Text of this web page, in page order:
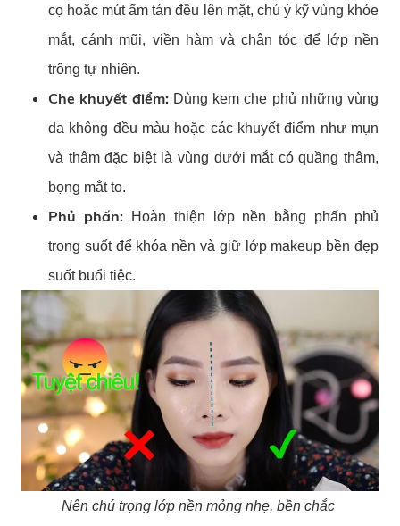
cọ hoặc mút ẩm tán đều lên mặt, chú ý kỹ vùng khóe
mắt, cánh mũi, viền hàm và chân tóc để lớp nền
trông tự nhiên.
Che khuyết điểm:Dùng kem che phủ những vùng
da không đều màu hoặc các khuyết điểm như mụn
và thâm đặc biệt là vùng dưới mắt có quầng thâm,
bọng mắt to.
Phủ phấn:
Hoàn thiện lớp nền bằng phấn phủ
trong suốt để khóa nền và giữ lớp makeup bền đẹp
suốt buổi tiệc.
Nên chú trọng lớp nền mỏng nhẹ, bền chắc